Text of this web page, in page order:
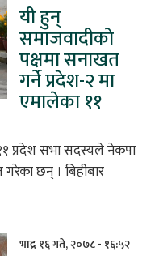
यी हुन्
समाजवादीको
पक्षमा सनाखत
गर्ने प्रदेश-२ मा
एमालेका ११
प्रदेश सभा सदस्यले नेकपा
छन् । बिहीबार
भाद्र १६ गते, २०७८ - १६:५२